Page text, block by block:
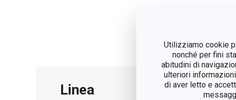
Utilizziamo cookie
nonché per fini
abitudini di
ulteriori
di aver letto e
Linea